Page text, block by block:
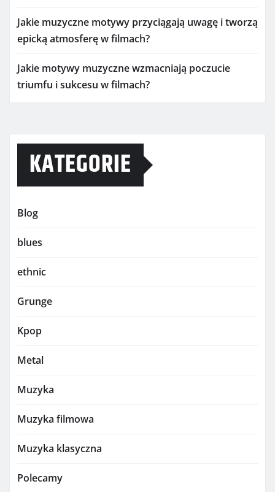
Jakie muzyczne motywy przyciągają uwagę i tworzą
epicką atmosferę w filmach?
Jakie motywy muzyczne wzmacniają poczucie
triumfu i sukcesu w filmach?
KATEGORIE
Blog
blues
ethnic
Grunge
Kpop
Metal
Muzyka
Muzyka filmowa
Muzyka klasyczna
Polecamy